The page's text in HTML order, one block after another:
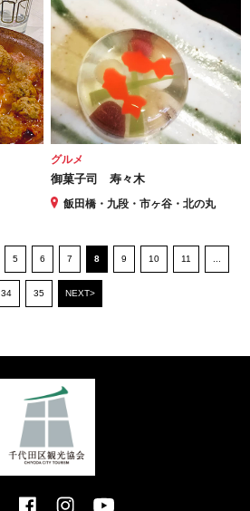
グルメ
御菓子司 寿々木
飯田橋・九段・市ヶ谷・北の丸
5 6 7 8 9 10 11 ...
34 35 NEXT>